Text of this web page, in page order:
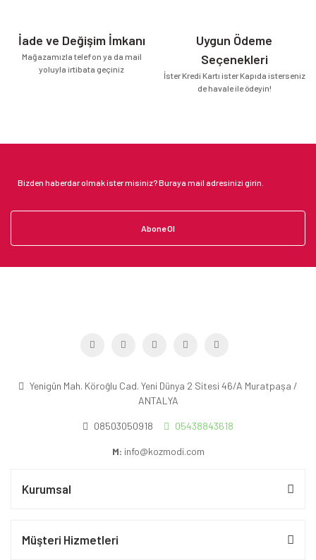
İade ve Değişim İmkanı
Mağazamızla telefon ya da mail
yoluyla irtibata geçiniz
Uygun Ödeme
Seçenekleri
İster Kredi Kartı ister Kapıda isterseniz
de havale ile ödeyin!
Abone Ol
Yenigün Mah. Köroğlu Cad. Yeni Dünya 2 Sitesi 46/A Muratpaşa /
ANTALYA
08503050918 05438843618
M: info@kozmodi.com
Kurumsal
Müşteri Hizmetleri